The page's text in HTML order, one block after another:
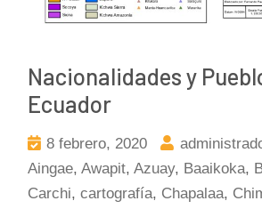
Nacionalidades y
Ecuador
8 febrero, 2020
Aingae,Awapit,Azuay, Baaikoka,
Carchi,cartografía, Chapalaa,